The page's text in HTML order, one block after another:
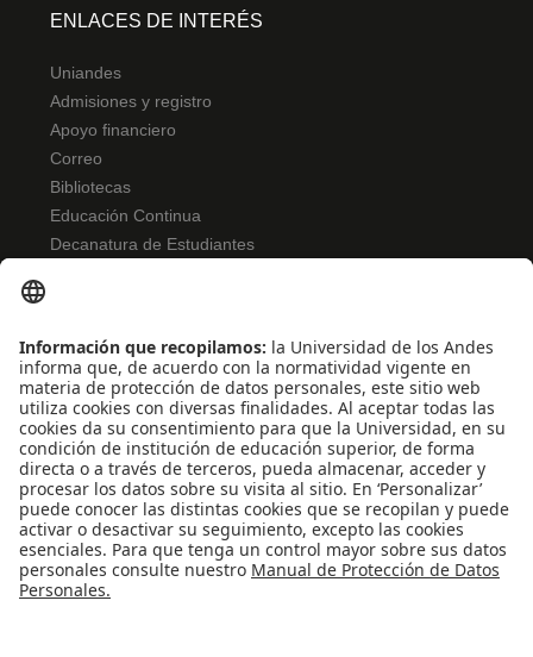
ENLACES DE INTERÉS
Uniandes
Admisiones y registro
Apoyo financiero
Correo
Bibliotecas
Educación Continua
Decanatura de Estudiantes
NORMATIVIDAD
Reglamento de estudiantes
Bienestar
Uso de datos Personales
Convivencia y transparencia
Emergencias: Extensión 0000